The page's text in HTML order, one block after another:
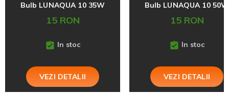
Bulb LUNAQUA 10 35W
15 RON
In stoc
VEZI DETALII
Bulb LUNAQUA 10 50W
15 RON
In stoc
VEZI DETALII